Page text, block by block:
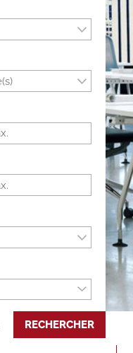
RECHERCHER